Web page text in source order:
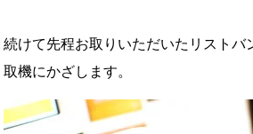
続けて先程お取りいただいたリストバ
取機にかざします。